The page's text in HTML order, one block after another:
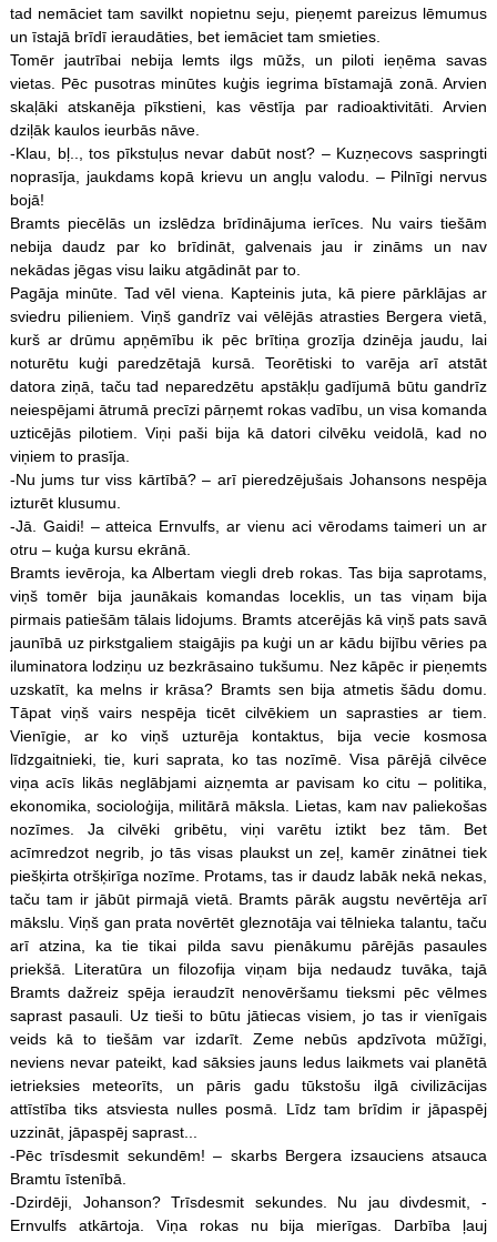
tad nemāciet tam savilkt nopietnu seju, pieņemt pareizus lēmumus
un īstajā brīdī ieraudāties, bet iemāciet tam smieties.
Tomēr jautrībai nebija lemts ilgs mūžs, un piloti ieņēma savas
vietas. Pēc pusotras minūtes kuģis iegrima bīstamajā zonā. Arvien
skaļāki atskanēja pīkstieni, kas vēstīja par radioaktivitāti. Arvien
dziļāk kaulos ieurbās nāve.
-Klau, bļ.., tos pīkstuļus nevar dabūt nost? – Kuzņecovs saspringti
noprasīja, jaukdams kopā krievu un angļu valodu. – Pilnīgi nervus
bojā!
Bramts piecēlās un izslēdza brīdinājuma ierīces. Nu vairs tiešām
nebija daudz par ko brīdināt, galvenais jau ir zināms un nav
nekādas jēgas visu laiku atgādināt par to.
Pagāja minūte. Tad vēl viena. Kapteinis juta, kā piere pārklājas ar
sviedru pilieniem. Viņš gandrīz vai vēlējās atrasties Bergera vietā,
kurš ar drūmu apņēmību ik pēc brītiņa grozīja dzinēja jaudu, lai
noturētu kuģi paredzētajā kursā. Teorētiski to varēja arī atstāt
datora ziņā, taču tad neparedzētu apstākļu gadījumā būtu gandrīz
neiespējami ātrumā precīzi pārņemt rokas vadību, un visa komanda
uzticējās pilotiem. Viņi paši bija kā datori cilvēku veidolā, kad no
viņiem to prasīja.
-Nu jums tur viss kārtībā? – arī pieredzējušais Johansons nespēja
izturēt klusumu.
-Jā. Gaidi! – atteica Ernvulfs, ar vienu aci vērodams taimeri un ar
otru – kuģa kursu ekrānā.
Bramts ievēroja, ka Albertam viegli dreb rokas. Tas bija saprotams,
viņš tomēr bija jaunākais komandas loceklis, un tas viņam bija
pirmais patiešām tālais lidojums. Bramts atcerējās kā viņš pats savā
jaunībā uz pirkstgaliem staigājis pa kuģi un ar kādu bijību vēries pa
iluminatora lodziņu uz bezkrāsaino tukšumu. Nez kāpēc ir pieņemts
uzskatīt, ka melns ir krāsa? Bramts sen bija atmetis šādu domu.
Tāpat viņš vairs nespēja ticēt cilvēkiem un saprasties ar tiem.
Vienīgie, ar ko viņš uzturēja kontaktus, bija vecie kosmosa
līdzgaitnieki, tie, kuri saprata, ko tas nozīmē. Visa pārējā cilvēce
viņa acīs likās neglābjami aizņemta ar pavisam ko citu – politika,
ekonomika, socioloģija, militārā māksla. Lietas, kam nav paliekošas
nozīmes. Ja cilvēki gribētu, viņi varētu iztikt bez tām. Bet
acīmredzot negrib, jo tās visas plaukst un zeļ, kamēr zinātnei tiek
piešķirta otršķirīga nozīme. Protams, tas ir daudz labāk nekā nekas,
taču tam ir jābūt pirmajā vietā. Bramts pārāk augstu nevērtēja arī
mākslu. Viņš gan prata novērtēt gleznotāja vai tēlnieka talantu, taču
arī atzina, ka tie tikai pilda savu pienākumu pārējās pasaules
priekšā. Literatūra un filozofija viņam bija nedaudz tuvāka, tajā
Bramts dažreiz spēja ieraudzīt nenovēršamu tieksmi pēc vēlmes
saprast pasauli. Uz tieši to būtu jātiecas visiem, jo tas ir vienīgais
veids kā to tiešām var izdarīt. Zeme nebūs apdzīvota mūžīgi,
neviens nevar pateikt, kad sāksies jauns ledus laikmets vai planētā
ietrieksies meteorīts, un pāris gadu tūkstošu ilgā civilizācijas
attīstība tiks atsviesta nulles posmā. Līdz tam brīdim ir jāpaspēj
uzzināt, jāpaspēj saprast...
-Pēc trīsdesmit sekundēm! – skarbs Bergera izsauciens atsauca
Bramtu īstenībā.
-Dzirdēji, Johanson? Trīsdesmit sekundes. Nu jau divdesmit, -
Ernvulfs atkārtoja. Viņa rokas nu bija mierīgas. Darbība ļauj